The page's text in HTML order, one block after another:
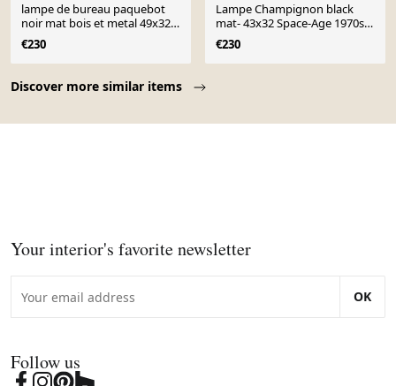
Discover more similar items
lampe de bureau paquebot
noir mat bois et metal 49x32
elec ok
€230
Lampe Champignon black
mat- 43x32 Space‑Age 1970s -
90 , Lampe paquebot
€230
Your interior's favorite newsletter
OK
Follow us